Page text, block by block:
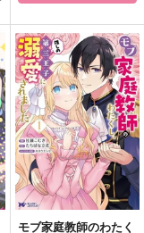
モブ家庭教師のわたく